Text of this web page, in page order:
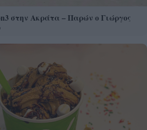
στην Ακράτα – Παρών ο Γιώργος